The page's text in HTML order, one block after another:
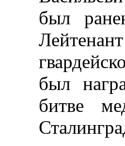
был
был
битве